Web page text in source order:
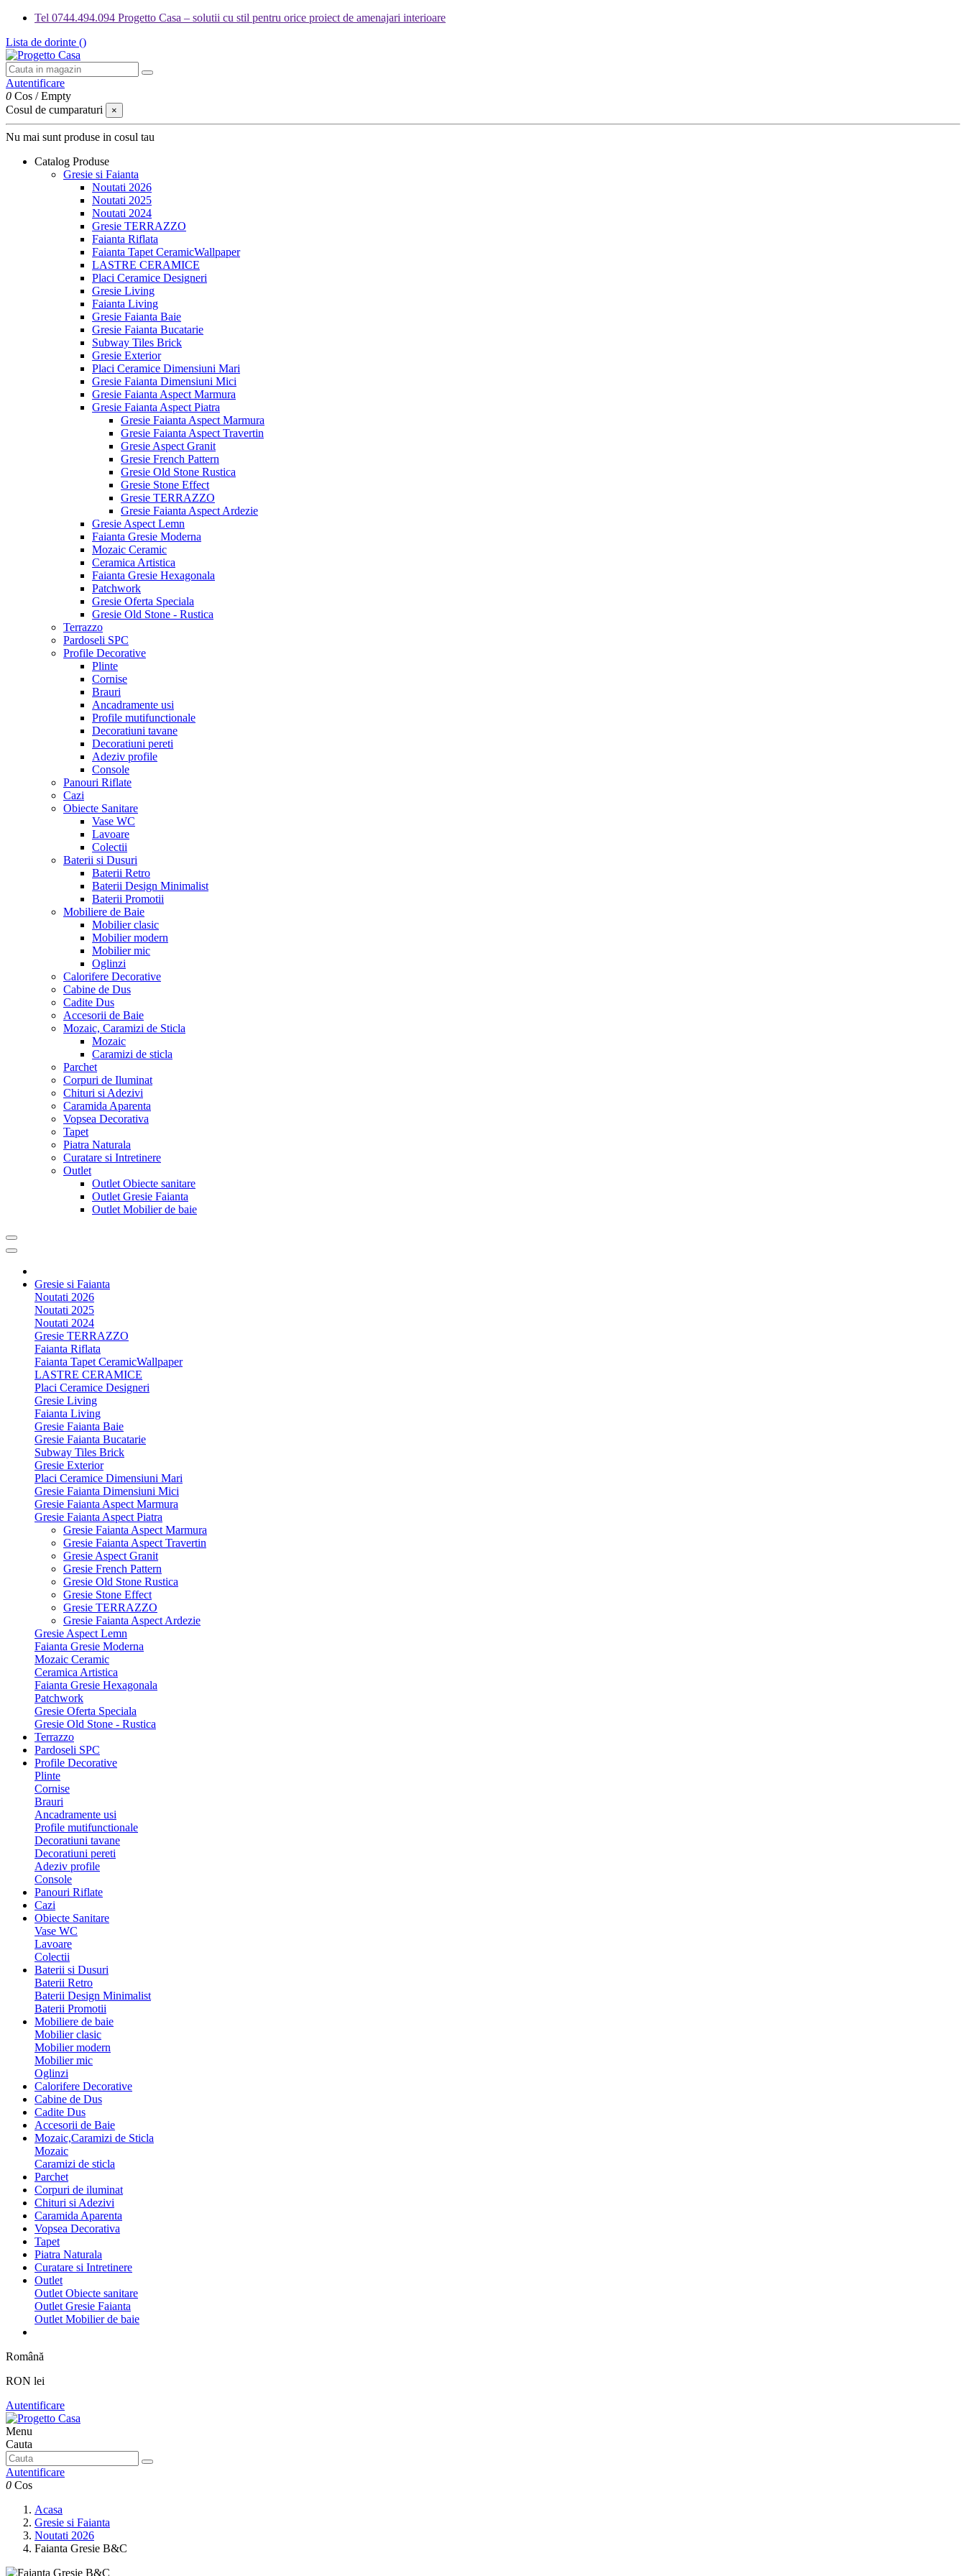
Tel 0744.494.094 Progetto Casa – solutii cu stil pentru orice proiect de amenajari interioare
Lista de dorinte ()
Autentificare
0 Cos /Empty
Cosul de cumparaturi
×
Nu mai sunt produse in cosul tau
Catalog Produse
Gresie si Faianta
Noutati 2026
Noutati 2025
Noutati 2024
Gresie TERRAZZO
Faianta Riflata
Faianta Tapet CeramicWallpaper
LASTRE CERAMICE
Placi Ceramice Designeri
Gresie Living
Faianta Living
Gresie Faianta Baie
Gresie Faianta Bucatarie
Subway Tiles Brick
Gresie Exterior
Placi Ceramice Dimensiuni Mari
Gresie Faianta Dimensiuni Mici
Gresie Faianta Aspect Marmura
Gresie Faianta Aspect Piatra
Gresie Faianta Aspect Marmura
Gresie Faianta Aspect Travertin
Gresie Aspect Granit
Gresie French Pattern
Gresie Old Stone Rustica
Gresie Stone Effect
Gresie TERRAZZO
Gresie Faianta Aspect Ardezie
Gresie Aspect Lemn
Faianta Gresie Moderna
Mozaic Ceramic
Ceramica Artistica
Faianta Gresie Hexagonala
Patchwork
Gresie Oferta Speciala
Gresie Old Stone - Rustica
Terrazzo
Pardoseli SPC
Profile Decorative
Plinte
Cornise
Brauri
Ancadramente usi
Profile mutifunctionale
Decoratiuni tavane
Decoratiuni pereti
Adeziv profile
Console
Panouri Riflate
Cazi
Obiecte Sanitare
Vase WC
Lavoare
Colectii
Baterii si Dusuri
Baterii Retro
Baterii Design Minimalist
Baterii Promotii
Mobiliere de Baie
Mobilier clasic
Mobilier modern
Mobilier mic
Oglinzi
Calorifere Decorative
Cabine de Dus
Cadite Dus
Accesorii de Baie
Mozaic, Caramizi de Sticla
Mozaic
Caramizi de sticla
Parchet
Corpuri de Iluminat
Chituri si Adezivi
Caramida Aparenta
Vopsea Decorativa
Tapet
Piatra Naturala
Curatare si Intretinere
Outlet
Outlet Obiecte sanitare
Outlet Gresie Faianta
Outlet Mobilier de baie
Gresie si Faianta
Noutati 2026
Noutati 2025
Noutati 2024
Gresie TERRAZZO
Faianta Riflata
Faianta Tapet CeramicWallpaper
LASTRE CERAMICE
Placi Ceramice Designeri
Gresie Living
Faianta Living
Gresie Faianta Baie
Gresie Faianta Bucatarie
Subway Tiles Brick
Gresie Exterior
Placi Ceramice Dimensiuni Mari
Gresie Faianta Dimensiuni Mici
Gresie Faianta Aspect Marmura
Gresie Faianta Aspect Piatra
Gresie Faianta Aspect Marmura
Gresie Faianta Aspect Travertin
Gresie Aspect Granit
Gresie French Pattern
Gresie Old Stone Rustica
Gresie Stone Effect
Gresie TERRAZZO
Gresie Faianta Aspect Ardezie
Gresie Aspect Lemn
Faianta Gresie Moderna
Mozaic Ceramic
Ceramica Artistica
Faianta Gresie Hexagonala
Patchwork
Gresie Oferta Speciala
Gresie Old Stone - Rustica
Terrazzo
Pardoseli SPC
Profile Decorative
Plinte
Cornise
Brauri
Ancadramente usi
Profile mutifunctionale
Decoratiuni tavane
Decoratiuni pereti
Adeziv profile
Console
Panouri Riflate
Cazi
Obiecte Sanitare
Vase WC
Lavoare
Colectii
Baterii si Dusuri
Baterii Retro
Baterii Design Minimalist
Baterii Promotii
Mobiliere de baie
Mobilier clasic
Mobilier modern
Mobilier mic
Oglinzi
Calorifere Decorative
Cabine de Dus
Cadite Dus
Accesorii de Baie
Mozaic,Caramizi de Sticla
Mozaic
Caramizi de sticla
Parchet
Corpuri de iluminat
Chituri si Adezivi
Caramida Aparenta
Vopsea Decorativa
Tapet
Piatra Naturala
Curatare si Intretinere
Outlet
Outlet Obiecte sanitare
Outlet Gresie Faianta
Outlet Mobilier de baie
Română
RON lei
Autentificare
Menu
Cauta
Autentificare
0 Cos
Acasa
Gresie si Faianta
Noutati 2026
Faianta Gresie B&C